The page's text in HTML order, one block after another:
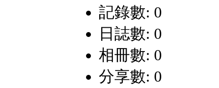
記錄數: 0
日誌數: 0
相冊數: 0
分享數: 0